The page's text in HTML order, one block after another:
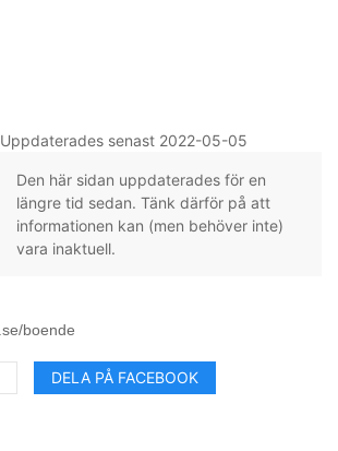
Uppdaterades senast 2022-05-05
Den här sidan uppdaterades för en
längre tid sedan. Tänk därför på att
informationen kan (men behöver inte)
vara inaktuell.
DELA PÅ FACEBOOK